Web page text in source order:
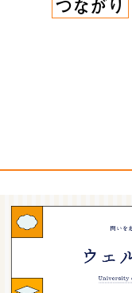
つながり